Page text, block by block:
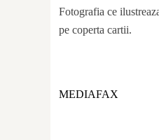
Fotografia ce
pe coperta cartii.
MEDIAFAX